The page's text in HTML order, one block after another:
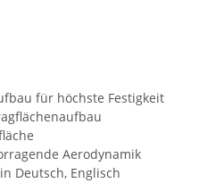
für höchste Festigkeit
Aerodynamik
Deutsch, Englisch